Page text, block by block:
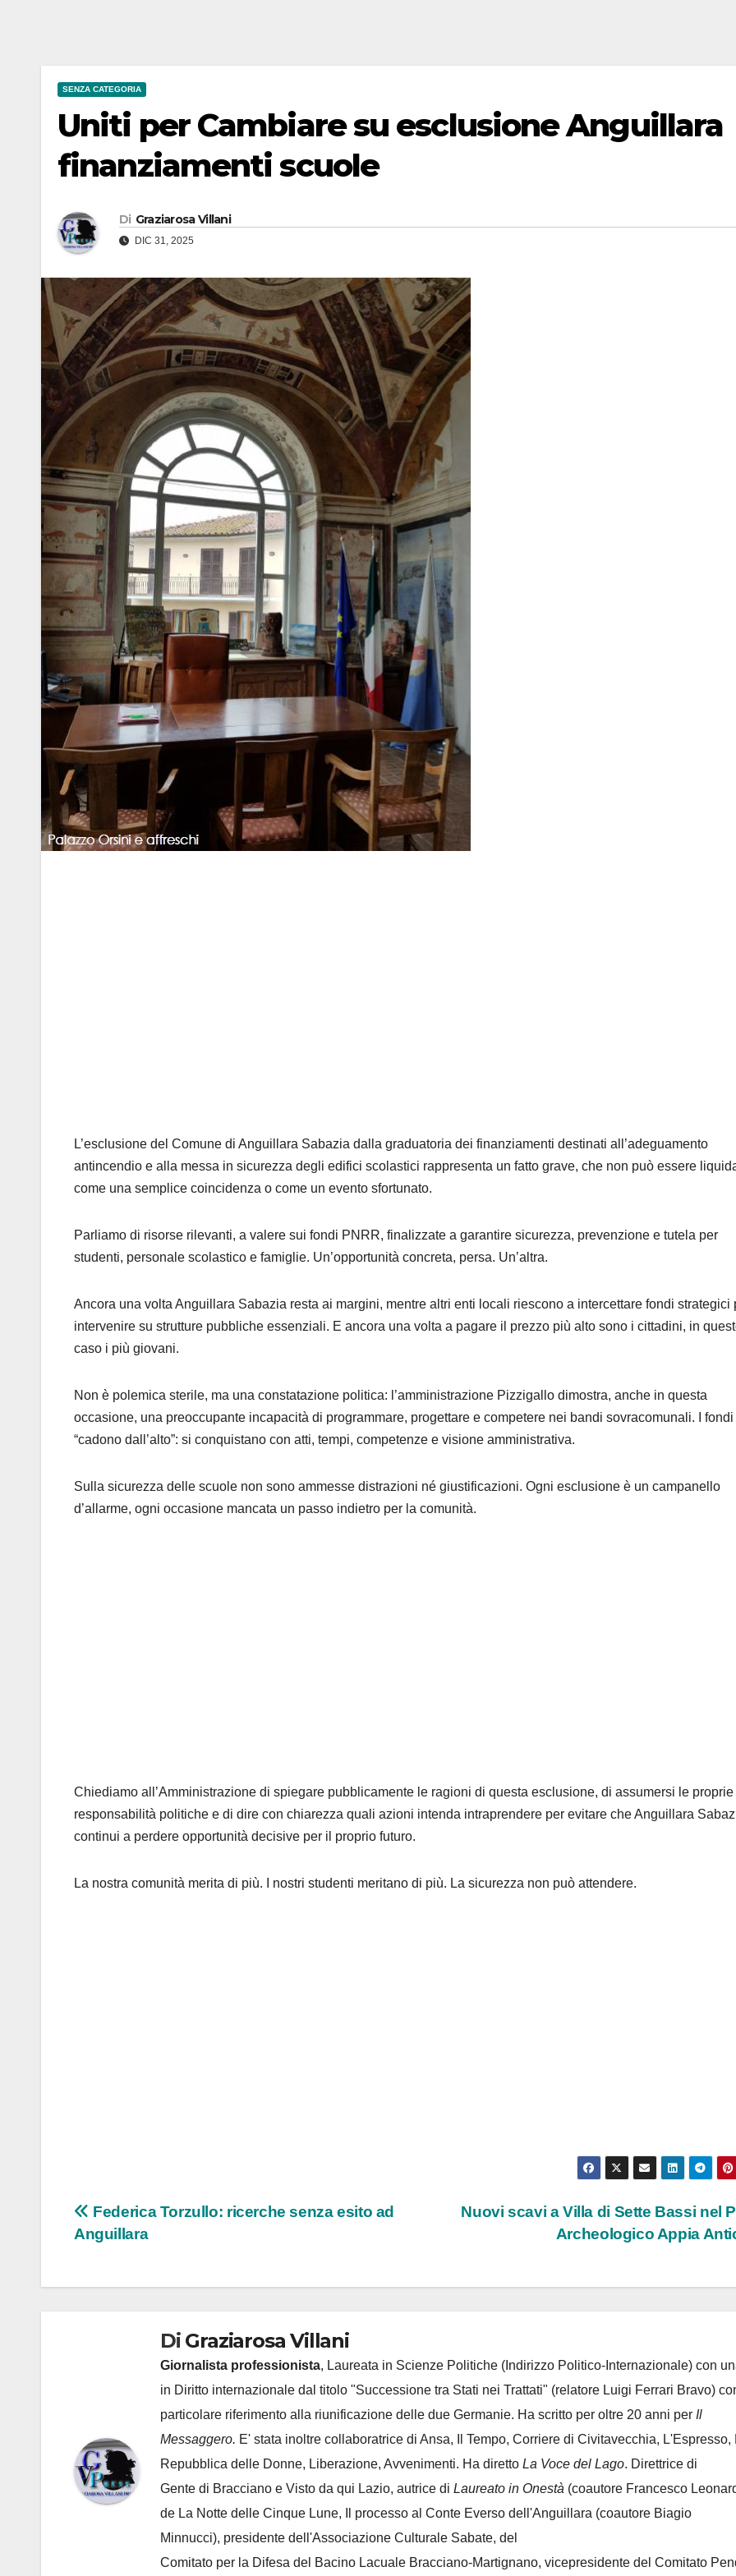
SENZA CATEGORIA
Uniti per Cambiare su esclusione Anguillara
finanziamenti scuole
Di Graziarosa Villani
DIC 31, 2025
L’esclusione del Comune di Anguillara Sabazia dalla graduatoria dei finanziamenti destinati all’adeguamento
antincendio e alla messa in sicurezza degli edifici scolastici rappresenta un fatto grave, che non può essere
come una semplice coincidenza o come un evento sfortunato.
Parliamo di risorse rilevanti, a valere sui fondi PNRR, finalizzate a garantire sicurezza, prevenzione e tutela per
studenti, personale scolastico e famiglie. Un’opportunità concreta, persa. Un’altra.
Ancora una volta Anguillara Sabazia resta ai margini, mentre altri enti locali riescono a intercettare fondi strategici
intervenire su strutture pubbliche essenziali. E ancora una volta a pagare il prezzo più alto sono i cittadini, in
caso i più giovani.
Non è polemica sterile, ma una constatazione politica: l’amministrazione Pizzigallo dimostra, anche in questa
occasione, una preoccupante incapacità di programmare, progettare e competere nei bandi sovracomunali. I fondi
“cadono dall’alto”: si conquistano con atti, tempi, competenze e visione amministrativa.
Sulla sicurezza delle scuole non sono ammesse distrazioni né giustificazioni. Ogni esclusione è un campanello
d’allarme, ogni occasione mancata un passo indietro per la comunità.
Chiediamo all’Amministrazione di spiegare pubblicamente le ragioni di questa esclusione, di assumersi le proprie
responsabilità politiche e di dire con chiarezza quali azioni intenda intraprendere per evitare che Anguillara
continui a perdere opportunità decisive per il proprio futuro.
La nostra comunità merita di più. I nostri studenti meritano di più. La sicurezza non può attendere.
Navigazione
articoli
Nuovi scavi a Villa di Sette Bassi nel
Archeologico Appia
Federica Torzullo: ricerche senza esito ad
Anguillara
Di Graziarosa Villani
Giornalista professionista, Laureata in Scienze Politiche (Indirizzo Politico-Internazionale) con
in Diritto internazionale dal titolo "Successione tra Stati nei Trattati" (relatore Luigi Ferrari Bravo)
particolare riferimento alla riunificazione delle due Germanie. Ha scritto per oltre 20 anni per Il
Messaggero. E' stata inoltre collaboratrice di Ansa, Il Tempo, Corriere di Civitavecchia, L'Espresso,
Repubblica delle Donne, Liberazione, Avvenimenti. Ha diretto La Voce del Lago. Direttrice di
Gente di Bracciano e Visto da qui Lazio, autrice di Laureato in Onestà (coautore Francesco
de La Notte delle Cinque Lune, Il processo al Conte Everso dell'Anguillara (coautore Biagio
Minnucci), presidente dell'Associazione Culturale Sabate, del
Comitato per la Difesa del Bacino Lacuale Bracciano-Martignano, vicepresidente del Comitato